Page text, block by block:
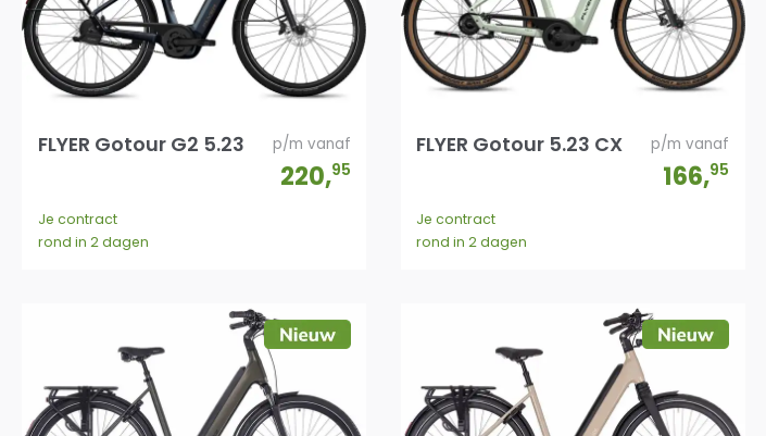
FLYER Gotour G2 5.23 p/m vanaf
220,95
Je contract
rond in 2 dagen
FLYER Gotour 5.23 CX p/m vanaf
166,95
Je contract
rond in 2 dagen